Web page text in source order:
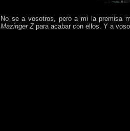
No se a vosotros, pero a mi la premisa
Mazinger Zpara acabar con ellos. Y a